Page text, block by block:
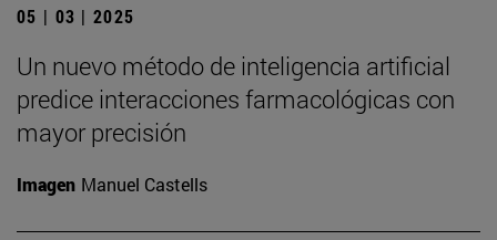
05 | 03 | 2025
Un nuevo método de inteligencia artificial
predice interacciones farmacológicas con
mayor precisión
Imagen Manuel Castells